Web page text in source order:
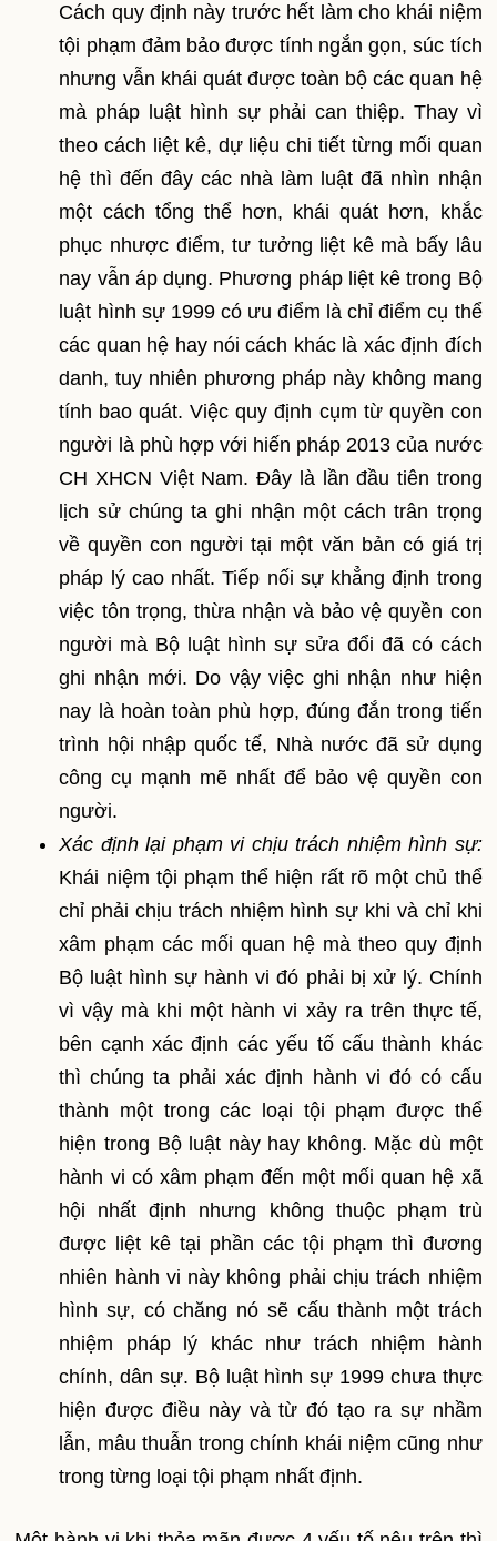
Cách quy định này trước hết làm cho khái niệm
tội phạm đảm bảo được tính ngắn gọn, súc tích
nhưng vẫn khái quát được toàn bộ các quan hệ
mà pháp luật hình sự phải can thiệp. Thay vì
theo cách liệt kê, dự liệu chi tiết từng mối quan
hệ thì đến đây các nhà làm luật đã nhìn nhận
một cách tổng thể hơn, khái quát hơn, khắc
phục nhược điểm, tư tưởng liệt kê mà bấy lâu
nay vẫn áp dụng. Phương pháp liệt kê trong Bộ
luật hình sự 1999 có ưu điểm là chỉ điểm cụ thể
các quan hệ hay nói cách khác là xác định đích
danh, tuy nhiên phương pháp này không mang
tính bao quát. Việc quy định cụm từ quyền con
người là phù hợp với hiến pháp 2013 của nước
CH XHCN Việt Nam. Đây là lần đầu tiên trong
lịch sử chúng ta ghi nhận một cách trân trọng
về quyền con người tại một văn bản có giá trị
pháp lý cao nhất. Tiếp nối sự khẳng định trong
việc tôn trọng, thừa nhận và bảo vệ quyền con
người mà Bộ luật hình sự sửa đổi đã có cách
ghi nhận mới. Do vậy việc ghi nhận như hiện
nay là hoàn toàn phù hợp, đúng đắn trong tiến
trình hội nhập quốc tế, Nhà nước đã sử dụng
công cụ mạnh mẽ nhất để bảo vệ quyền con
người.
Xác định lại phạm vi chịu trách nhiệm hình sự:
Khái niệm tội phạm thể hiện rất rõ một chủ thể
chỉ phải chịu trách nhiệm hình sự khi và chỉ khi
xâm phạm các mối quan hệ mà theo quy định
Bộ luật hình sự hành vi đó phải bị xử lý. Chính
vì vậy mà khi một hành vi xảy ra trên thực tế,
bên cạnh xác định các yếu tố cấu thành khác
thì chúng ta phải xác định hành vi đó có cấu
thành một trong các loại tội phạm được thể
hiện trong Bộ luật này hay không. Mặc dù một
hành vi có xâm phạm đến một mối quan hệ xã
hội nhất định nhưng không thuộc phạm trù
được liệt kê tại phần các tội phạm thì đương
nhiên hành vi này không phải chịu trách nhiệm
hình sự, có chăng nó sẽ cấu thành một trách
nhiệm pháp lý khác như trách nhiệm hành
chính, dân sự. Bộ luật hình sự 1999 chưa thực
hiện được điều này và từ đó tạo ra sự nhầm
lẫn, mâu thuẫn trong chính khái niệm cũng như
trong từng loại tội phạm nhất định.